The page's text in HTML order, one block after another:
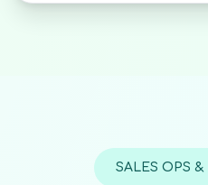
SALES OPS